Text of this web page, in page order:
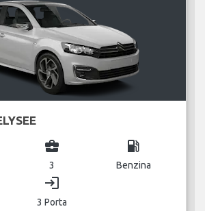
business_center
3
local_gas_station
Benzina
login
3 Porta